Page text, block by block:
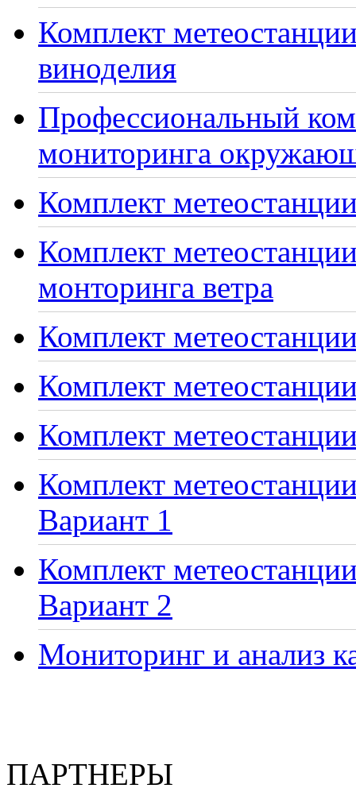
Комплект
виноделия
Профессиональный
мониторинга
Комплект
Комплект
монторинга ветра
Комплект
Комплект
Комплект
Комплект
Вариант 1
Комплект
Вариант 2
Мониторинг и анализ
ПАРТНЕРЫ